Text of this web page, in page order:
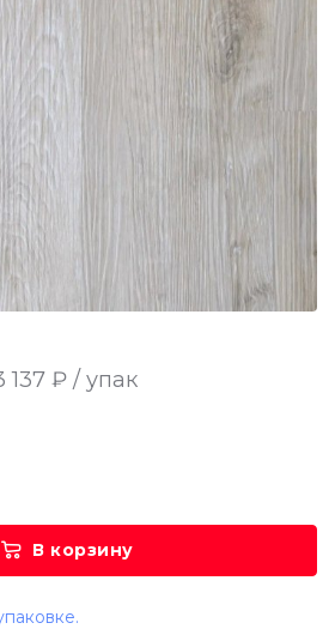
137 ₽ / упак
В корзину